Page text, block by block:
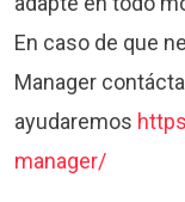
En caso de que
Manager
ayudaremos
manager/